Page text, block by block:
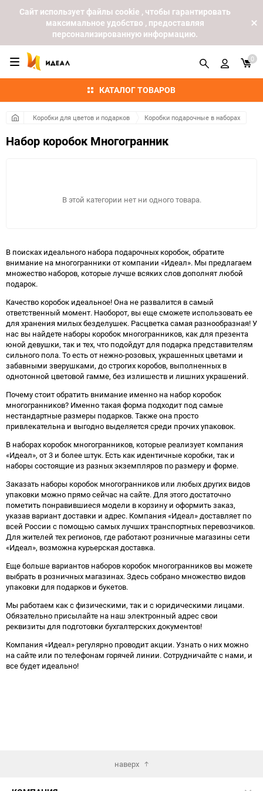
Cайт использует файлы cookie , чтобы гарантировать
максимальное удобство , предоставляя
персонализированную информацию.
КАТАЛОГ ТОВАРОВ
0
Коробки для цветов и подарков Коробки подарочные в наборах
Набор коробок Многогранник
В этой категории нет ни одного товара.
В поисках идеального набора подарочных коробок, обратите
внимание на многогранники от компании «Идеал». Мы предлагаем
множество наборов, которые лучше всяких слов дополнят любой
подарок.
Качество коробок идеальное! Она не развалится в самый
ответственный момент. Наоборот, вы еще сможете использовать ее
для хранения милых безделушек. Расцветка самая разнообразная! У
нас вы найдете наборы коробок многогранников, как для презента
юной девушки, так и тех, что подойдут для подарка представителям
сильного пола. То есть от нежно-розовых, украшенных цветами и
забавными зверушками, до строгих коробов, выполненных в
однотонной цветовой гамме, без излишеств и лишних украшений.
Почему стоит обратить внимание именно на набор коробок
многогранников? Именно такая форма подходит под самые
нестандартные размеры подарков. Также она просто
привлекательна и выгодно выделяется среди прочих упаковок.
В наборах коробок многогранников, которые реализует компания
«Идеал», от 3 и более штук. Есть как идентичные коробки, так и
наборы состоящие из разных экземпляров по размеру и форме.
Заказать наборы коробок многогранников или любых других видов
упаковки можно прямо сейчас на сайте. Для этого достаточно
пометить понравившиеся модели в корзину и оформить заказ,
указав вариант доставки и адрес. Компания «Идеал» доставляет по
всей России с помощью самых лучших транспортных перевозчиков.
Для жителей тех регионов, где работают розничные магазины сети
«Идеал», возможна курьерская доставка.
Еще больше вариантов наборов коробок многогранников вы можете
выбрать в розничных магазинах. Здесь собрано множество видов
упаковки для подарков и букетов.
Мы работаем как с физическими, так и с юридическими лицами.
Обязательно присылайте на наш электронный адрес свои
реквизиты для подготовки бухгалтерских документов!
Компания «Идеал» регулярно проводит акции. Узнать о них можно
на сайте или по телефонам горячей линии. Сотрудничайте с нами, и
все будет идеально!
наверх